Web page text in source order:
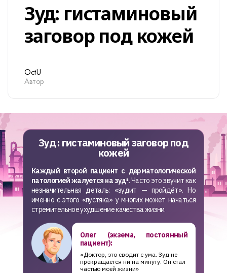
Зуд: гистаминовый
заговор под кожей​
OctU
Автор
Зуд: гистаминовый заговор под
кожей​
Каждый второй пациент с дерматологической
патологией жалуется на зуд1.Часто это звучит как
незначительная деталь: «зудит — пройдёт». Но
именно с этого «пустяка» у многих может начаться
стремительное ухудшение качества жизни.​
Олег (экзема, постоянный
пациент):
«Доктор, это сводит с ума. Зуд не
прекращается ни на минуту. Он стал
частью моей жизни»